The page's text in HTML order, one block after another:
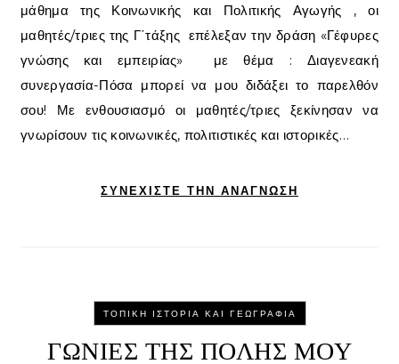
μάθημα της Κοινωνικής και Πολιτικής Αγωγής , οι
μαθητές/τριες της Γ΄τάξης επέλεξαν την δράση «Γέφυρες
γνώσης και εμπειρίας» με θέμα : Διαγενεακή
συνεργασία-Πόσα μπορεί να μου διδάξει το παρελθόν
σου! Με ενθουσιασμό οι μαθητές/τριες ξεκίνησαν να
γνωρίσουν τις κοινωνικές, πολιτιστικές και ιστορικές…
ΣΥΝΕΧΊΣΤΕ ΤΗΝ ΑΝΆΓΝΩΣΗ
ΤΟΠΙΚΉ ΙΣΤΟΡΊΑ ΚΑΙ ΓΕΩΓΡΑΦΊΑ
ΓΩΝΙΕΣ ΤΗΣ ΠΟΛΗΣ ΜΟΥ